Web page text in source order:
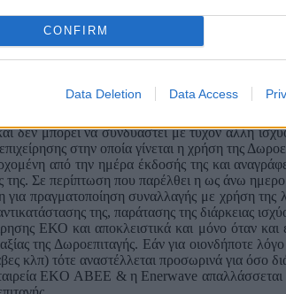
CONFIRM
Data Deletion Data Access
προϊόντων και συγκεκριμένα για
και προμήθεια προϊόντων
και για οιοδήποτε ποσό, για συνδυαστικές
η τυχόν συμπληρωματική αξία της διαφοράς
μεταβίβασης, ανταλλαγής κλπ,
μόνο φορά και για το σύνολο της αξίας της.
δεν μπορεί να συνδυαστεί με τυχόν άλλη
στην οποία γίνεται η χρήση της
από την ημέρα έκδοσής της και
Σε περίπτωση που παρέλθει η ως άνω
για πραγματοποίηση συναλλαγής με χρήση
της, παράτασης της διάρκειας
ΕΚΟ και αποκλειστικά και μόνο όταν
της Δωροεπιταγής. Εάν για οιονδήποτε
κλπ) τότε αναστέλλεται προσωρινά για
EKO ΑΒΕΕ & η Enerwave απαλλάσσεται